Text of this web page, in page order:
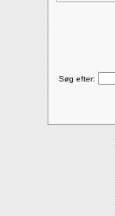
Søg efter: